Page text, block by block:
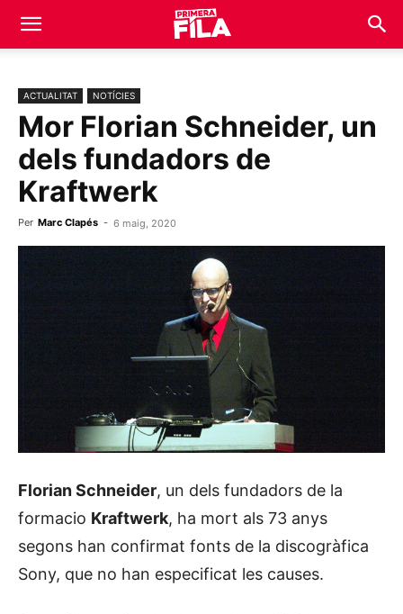
ACTUALITAT NOTÍCIES
Mor Florian Schneider, un
dels fundadors de
Kraftwerk
Per Marc Clapés - 6 maig, 2020
Florian Schneider, un dels fundadors de la
formacio Kraftwerk, ha mort als 73 anys
segons han confirmat fonts de la discogràfica
Sony, que no han especificat les causes.